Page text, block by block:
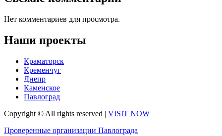
Нет комментариев для просмотра.
Наши проекты
Краматорск
Кременчуг
Днепр
Каменское
Павлоград
Copyright © All rights reserved | VISIT NOW
Проверенные организации Павлограда